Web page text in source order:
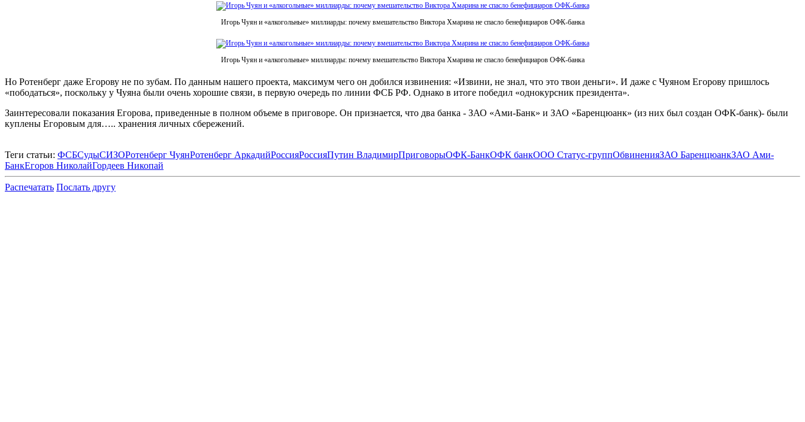
Игорь Чуян и «алкогольные» миллиарды: почему вмешательство Виктора Хмарина не спасло бенефициаров ОФК-банка
Игорь Чуян и «алкогольные» миллиарды: почему вмешательство Виктора Хмарина не спасло бенефициаров ОФК-банка
Но Ротенберг даже Егорову не по зубам. По данным нашего проекта, максимум чего он добился извинения: «Извини, не знал, что это твои деньги». И даже с Чуяном Егорову пришлось
«пободаться», поскольку у Чуяна были очень хорошие связи, в первую очередь по линии ФСБ РФ. Однако в итоге победил «однокурсник президента».
Заинтересовали показания Егорова, приведенные в полном объеме в приговоре. Он признается, что два банка - ЗАО «Ами-Банк» и ЗАО «Баренцюанк» (из них был создан ОФК-банк)- были
куплены Егоровым для….. хранения личных сбережений.
Теги статьи: ФСБСудыСИЗОРотенберг ЧуянРотенберг АркадийРоссияРоссияПутин ВладимирПриговорыОФК-БанкОФК банкООО Статус-группОбвиненияЗАО БаренцюанкЗАО Ами-
БанкЕгоров НиколайГордеев Никопай
Распечатать Послать другу